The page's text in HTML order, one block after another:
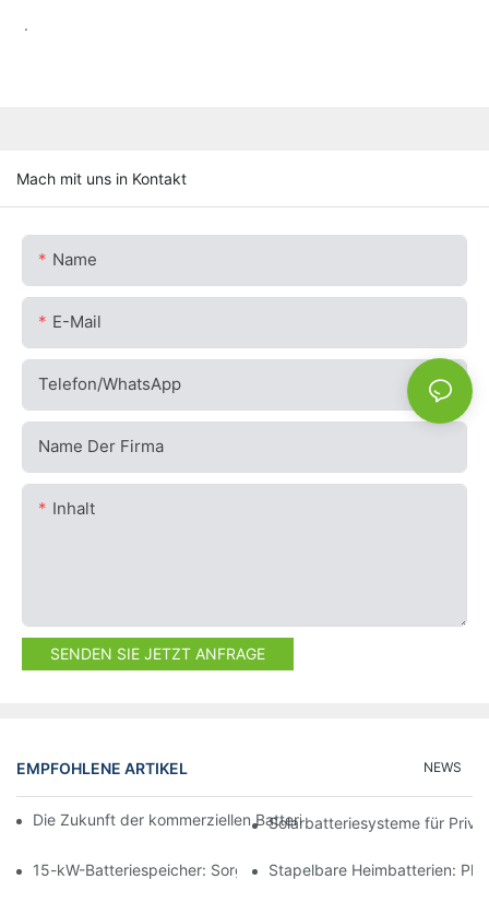
.
Mach mit uns in Kontakt
Name
E-Mail
Telefon/WhatsApp
Name Der Firma
Inhalt
SENDEN SIE JETZT ANFRAGE
EMPFOHLENE ARTIKEL NEWS
Die Zukunft der kommerziellen Batteriespeicherung: Trends
Solarbatteriesysteme für
15-kW-Batteriespeicher: Sorgen Sie für eine sichere
Stapelbare Heimbatterien: